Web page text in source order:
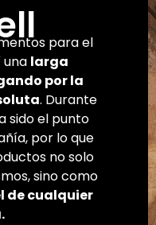
para el
larga
por la
. Durante
sido el punto
por lo que
no solo
sino como
de cualquier